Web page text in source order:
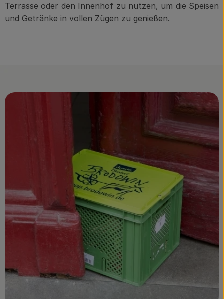
Terrasse oder den Innenhof zu nutzen, um die Speisen
und Getränke in vollen Zügen zu genießen.